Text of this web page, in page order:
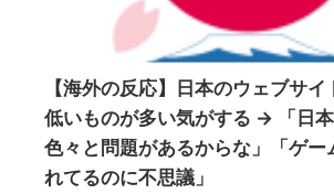
【海外の反応】日本のウェブサ
低いものが多い気がする → 「日
色々と問題があるからな」「ゲー
れてるのに不思議」